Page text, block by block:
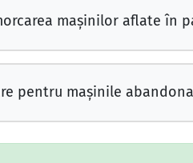
maşinilor aflate în
pentru maşinile